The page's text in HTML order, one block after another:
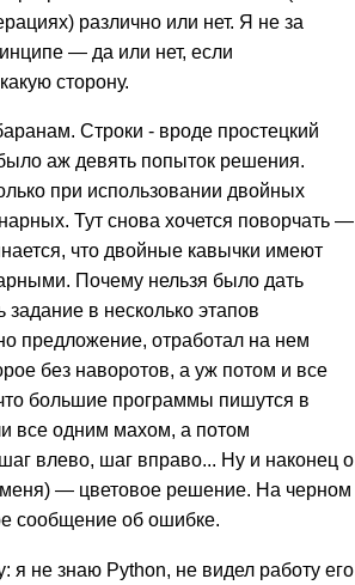
различно или нет. Я не за
— да или нет, если
сторону.
Строки - вроде простецкий
аж девять попыток решения.
при использовании двойных
Тут снова хочется поворчать —
что двойные кавычки имеют
Почему нельзя было дать
в несколько этапов
предложение, отработал на нем
без наворотов, а уж потом и все
большие программы пишутся в
все одним махом, а потом
влево, шаг вправо... Ну и наконец о
— цветовое решение. На черном
сообщение об ошибке.
я не знаю Python, не видел работу его